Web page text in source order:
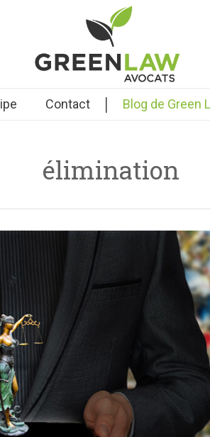
Contact | Blog de Green
élimination